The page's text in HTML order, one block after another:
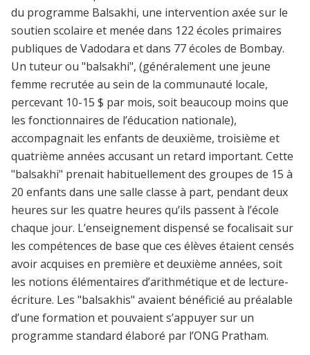
du programme Balsakhi, une intervention axée sur le
soutien scolaire et menée dans 122 écoles primaires
publiques de Vadodara et dans 77 écoles de Bombay.
Un tuteur ou "balsakhi", (généralement une jeune
femme recrutée au sein de la communauté locale,
percevant 10-15 $ par mois, soit beaucoup moins que
les fonctionnaires de l’éducation nationale),
accompagnait les enfants de deuxième, troisième et
quatrième années accusant un retard important. Cette
"balsakhi" prenait habituellement des groupes de 15 à
20 enfants dans une salle classe à part, pendant deux
heures sur les quatre heures qu’ils passent à l’école
chaque jour. L’enseignement dispensé se focalisait sur
les compétences de base que ces élèves étaient censés
avoir acquises en première et deuxième années, soit
les notions élémentaires d’arithmétique et de lecture-
écriture. Les "balsakhis" avaient bénéficié au préalable
d’une formation et pouvaient s’appuyer sur un
programme standard élaboré par l’ONG Pratham.